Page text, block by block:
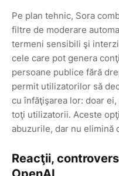
Pe plan tehnic, Sora
filtre de moderare
termeni sensibili şi
cele care pot genera
persoane publice fără
permit utilizatorilor să
cu înfăţişarea lor: doar
toţi utilizatorii. Aceste
abuzurile, dar nu elimină
Reacţii,